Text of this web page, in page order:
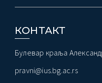
КОНТАКТ
Булевар краља
pravni@ius.bg.ac.rs